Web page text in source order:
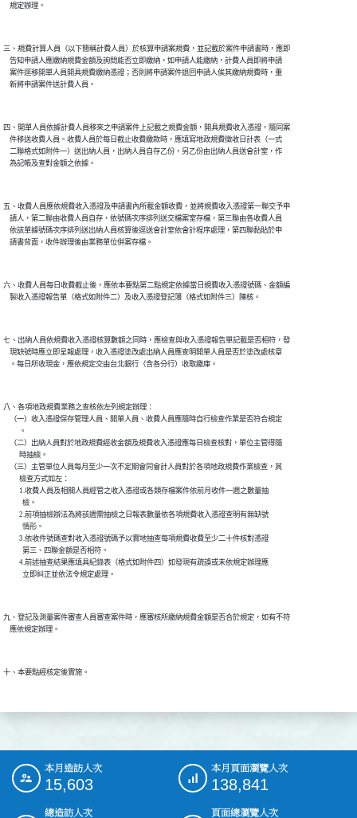
    規定辦理。
三、規費計算人員（以下簡稱計費人員）於核算申請案規費，並記載於案件申請書時，應即
    告知申請人應繳納規費金額及詢問能否立即繳納，如申請人能繳納，計費人員即將申請
    案件逕移開單人員開具規費繳納憑證；否則將申請案件退回申請人俟其繳納規費時，重
    新將申請案件送計費人員。
四、開單人員依據計費人員移來之申請案件上記載之規費金額，開具規費收入憑證，隨同案
    件移送收費人員。收費人員於每日截止收費繳款時，應填寫地政規費徵收日計表（一式
    二聯格式如附件一）送出納人員，出納人員自存乙份，另乙份由出納人員送會計室，作
    為記帳及查對金額之依據。
五、收費人員應依規費收入憑證及申請書內所載金額收費，並將規費收入憑證第一聯交予申
    請人，第二聯由收費人員自存，依號碼次序排列送交檔案室存檔，第三聯由各收費人員
    依該單據號碼次序排列送出納人員核算後逕送會計室依會計程序處理，第四聯黏貼於申
    請書背面，收件辦理後由業務單位併案存檔。
六、收費人員每日收費截止後，應依本要點第二點規定依據當日規費收入憑證號碼、金額編
    製收入憑證報告單（格式如附件二）及收入憑證登記簿（格式如附件三）陳核。
七、出納人員依規費收入憑證核算數額之同時，應檢查與收入憑證報告單記載是否相符，發
    現缺號時應立即呈報處理，收入憑證塗改處出納人員應查明開單人員是否於塗改處核章
    。每日所收現金，應依規定交由台北銀行（含各分行）收取繳庫。
八、各項地政規費業務之查核依左列規定辦理：
    （一）收入憑證保存管理人員、開單人員、收費人員應隨時自行檢查作業是否符合規定
          。
    （二）出納人員對於地政規費經收金額及規費收入憑證應每日檢查核對，單位主管得隨
          時抽檢。
    （三）主管單位人員每月至少一次不定期會同會計人員對於各項地政規費作業檢查，其
          檢查方式如左：
          1.收費人員及相關人員經管之收入憑證或各類存檔案件依前月收件一週之數量抽
            檢。
          2.前項抽檢辦法為將該週需抽檢之日報表數量依各項規費收入憑證查明有無缺號
            情形。
          3.依收件號碼查對收入憑證號碼予以實地抽查每項規費收費至少二十件核對憑證
            第三、四聯金額是否相符。
          4.前述抽查結果應填具紀錄表（格式如附件四）如發現有疏誤或未依規定辦理應
            立即糾正並依法令規定處理。
九、登記及測量案件審查人員審查案件時，應審核所繳納規費金額是否合於規定，如有不符
    應依規定辦理。
十、本要點經核定後實施。
::: 本月造訪人次
15,603
本月頁面瀏覽人次
138,841
總造訪人次
頁面總瀏覽人次